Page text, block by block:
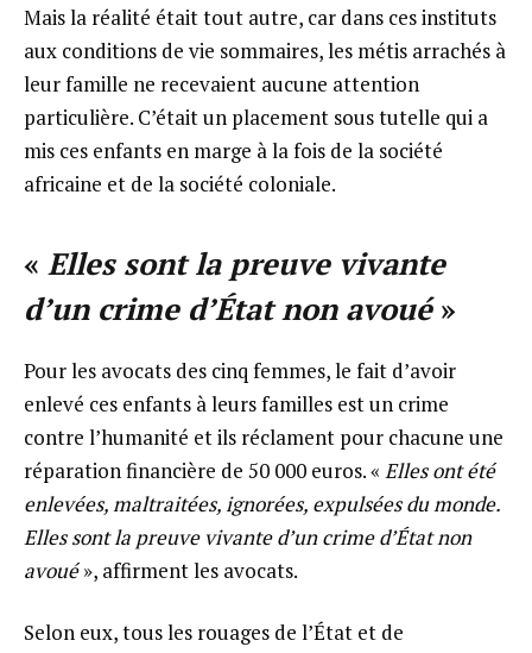
Mais la réalité était tout autre, car dans ces instituts
aux conditions de vie sommaires, les métis arrachés à
leur famille ne recevaient aucune attention
particulière. C’était un placement sous tutelle qui a
mis ces enfants en marge à la fois de la société
africaine et de la société coloniale.
« Elles sont la preuve vivante
d’un crime d’État non avoué»
Pour les avocats des cinq femmes, le fait d’avoir
enlevé ces enfants à leurs familles est un crime
contre l’humanité et ils réclament pour chacune une
réparation financière de 50 000 euros. « Elles ont été
enlevées, maltraitées, ignorées, expulsées du monde.
Elles sont la preuve vivante d’un crime d’État non
avoué», affirment les avocats.
Selon eux, tous les rouages de l’État et de